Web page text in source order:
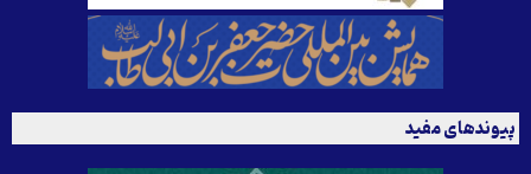
پیوندهای مفید